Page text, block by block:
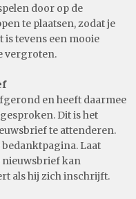
door op de
te plaatsen, zodat je
tevens een mooie
vergroten.
en heeft daarmee
Dit is het
te attenderen.
Laat
nieuwsbrief kan
als hij zich inschrijft.